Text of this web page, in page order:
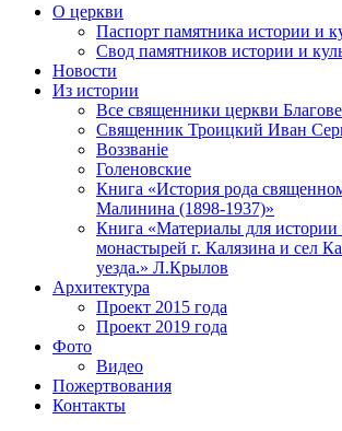
О церкви
Паспорт памятника истории и
Свод памятников истории и
Новости
Из истории
Все священники церкви
Священник Троицкий Иван
Воззванiе
Голеновские
Книга «История рода
Малинина (1898-1937)»
Книга «Материалы для истории
монастырей г. Калязина и сел
уезда.» Л.Крылов
Архитектура
Проект 2015 года
Проект 2019 года
Фото
Видео
Пожертвования
Контакты